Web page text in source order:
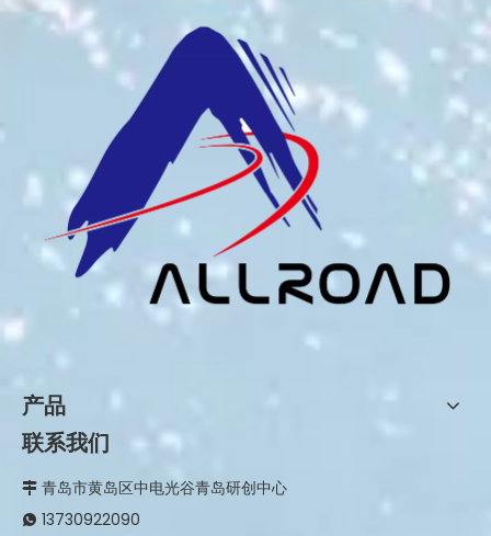
产品
联系我们
 青岛市黄岛区中电光谷青岛研创中心
 13730922090